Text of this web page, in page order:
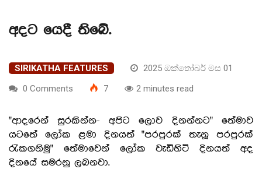
අදට යෙදී තිබේ.
SIRIKATHA FEATURES
2025 ඔක්තෝබර් මස 01
0 Comments
7 2 minutes read
"ආදරෙන් සුරකින්න- අපිට ලොව දිනන්නට" තේමාව
යටතේ ලෝක ළමා දිනයත් "පරපුරක් තැනූ පරපුරක්
රැකගනිමු" තේමාවෙන් ලෝක වැඩිහිටි දිනයත් අද
දිනයේ සමරනු ලබනවා.